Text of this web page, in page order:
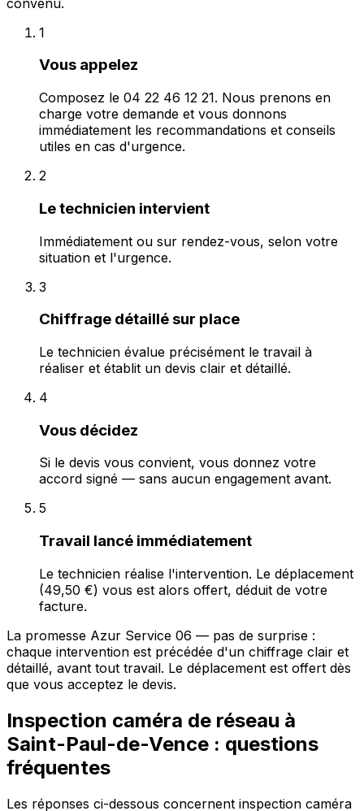
1
Vous appelez
Composez le 04 22 46 12 21. Nous prenons en
charge votre demande et vous donnons
immédiatement les recommandations et conseils
utiles en cas d'urgence.
2
Le technicien intervient
Immédiatement ou sur rendez-vous, selon votre
situation et l'urgence.
3
Chiffrage détaillé sur place
Le technicien évalue précisément le travail à
réaliser et établit un devis clair et détaillé.
4
Vous décidez
Si le devis vous convient, vous donnez votre
accord signé — sans aucun engagement avant.
5
Travail lancé immédiatement
Le technicien réalise l'intervention. Le déplacement
(49,50 €) vous est alors offert, déduit de votre
facture.
La promesse Azur Service 06 — pas de surprise :
chaque intervention est précédée d'un chiffrage clair et
détaillé, avant tout travail. Le déplacement est offert dès
que vous acceptez le devis.
Inspection caméra de réseau à
Saint-Paul-de-Vence : questions
fréquentes
Les réponses ci-dessous concernent inspection caméra